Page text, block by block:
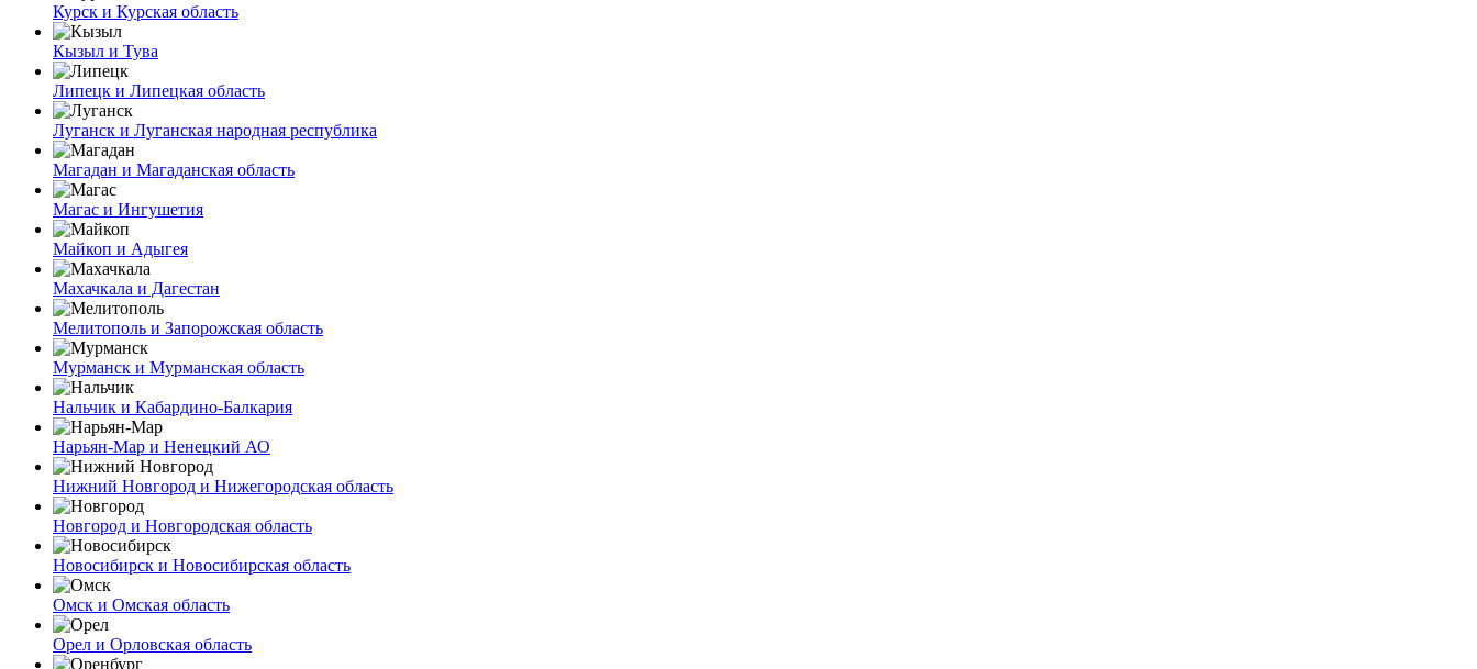
Курск и Курская область
Кызыл и Тува
Липецк и Липецкая область
Луганск и Луганская народная республика
Магадан и Магаданская область
Магас и Ингушетия
Майкоп и Адыгея
Махачкала и Дагестан
Мелитополь и Запорожская область
Мурманск и Мурманская область
Нальчик и Кабардино-Балкария
Нарьян-Мар и Ненецкий АО
Нижний Новгород и Нижегородская область
Новгород и Новгородская область
Новосибирск и Новосибирская область
Омск и Омская область
Орел и Орловская область